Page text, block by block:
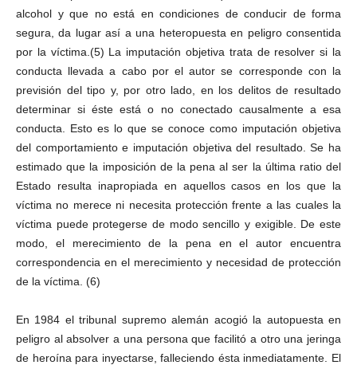
alcohol y que no está en condiciones de conducir de forma
segura, da lugar así a una heteropuesta en peligro consentida
por la víctima.(5) La imputación objetiva trata de resolver si la
conducta llevada a cabo por el autor se corresponde con la
previsión del tipo y, por otro lado, en los delitos de resultado
determinar si éste está o no conectado causalmente a esa
conducta. Esto es lo que se conoce como imputación objetiva
del comportamiento e imputación objetiva del resultado. Se ha
estimado que la imposición de la pena al ser la última ratio del
Estado resulta inapropiada en aquellos casos en los que la
víctima no merece ni necesita protección frente a las cuales la
víctima puede protegerse de modo sencillo y exigible. De este
modo, el merecimiento de la pena en el autor encuentra
correspondencia en el merecimiento y necesidad de protección
de la víctima. (6)
En 1984 el tribunal supremo alemán acogió la autopuesta en
peligro al absolver a una persona que facilitó a otro una jeringa
de heroína para inyectarse, falleciendo ésta inmediatamente. El